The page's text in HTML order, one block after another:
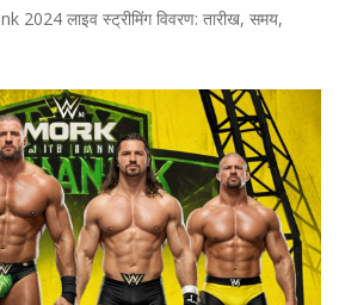
क
र
ना
लाइव स्ट्रीमिंग विवरण: तारीख, समय,